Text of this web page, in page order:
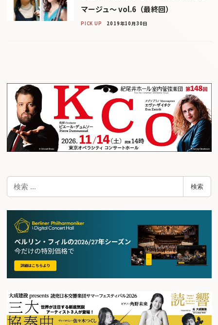
マージュ〜 vol.6（最終回）
PICK UP 2019年10月30日
検
検索